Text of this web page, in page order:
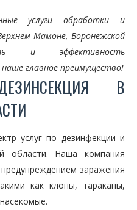
услуги обработки и
Мамоне, Воронежской
и эффективность
наше главное преимущество!
В
услуг по дезинфекции и
области. Наша компания
заражения
как клопы, тараканы,